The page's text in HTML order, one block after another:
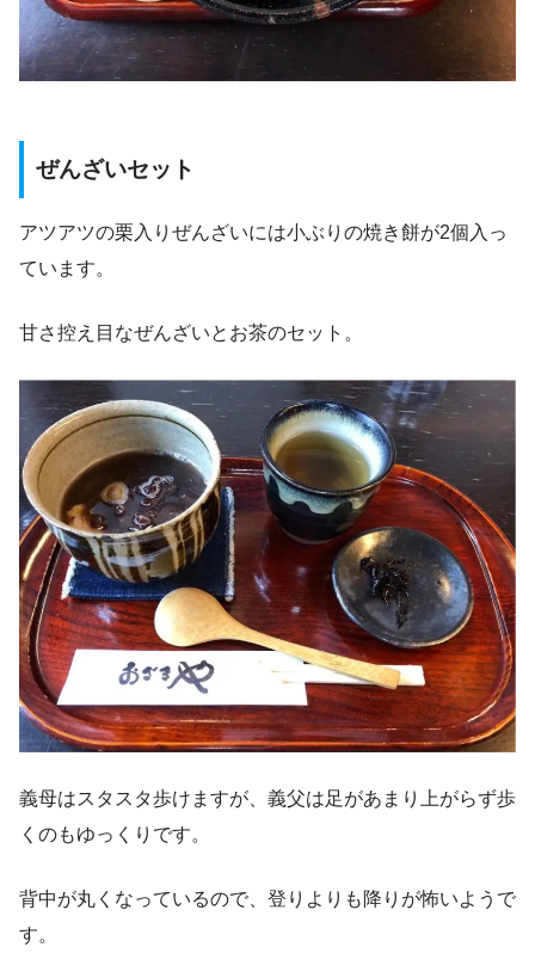
ぜんざいセット
アツアツの栗入りぜんざいには小ぶりの焼き餅が2個入っ
ています。
甘さ控え目なぜんざいとお茶のセット。
義母はスタスタ歩けますが、義父は足があまり上がらず歩
くのもゆっくりです。
背中が丸くなっているので、登りよりも降りが怖いようで
す。